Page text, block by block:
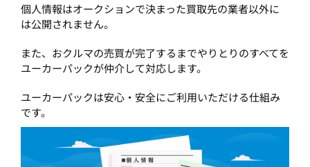
個人情報はオークションで決まった買取先の業者以外に
は公開されません。
また、おクルマの売買が完了するまでやりとりのすべてを
ユーカーパックが仲介して対応します。
ユーカーパックは安心・安全にご利用いただける仕組み
です。